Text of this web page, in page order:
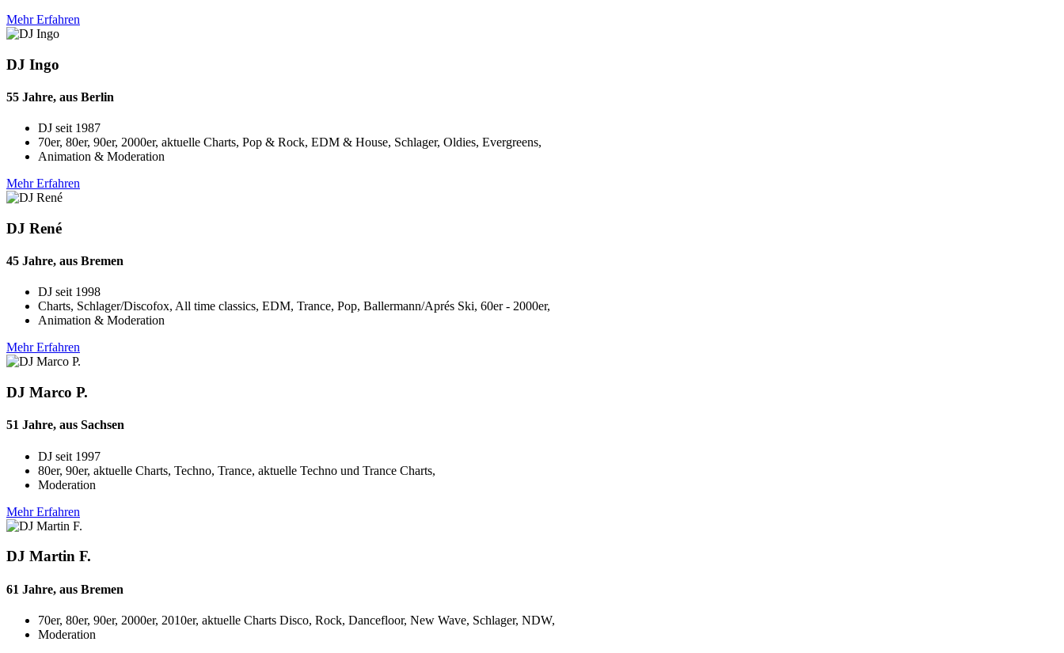
Mehr Erfahren
DJ Ingo
55 Jahre, aus Berlin
DJ seit 1987
70er, 80er, 90er, 2000er, aktuelle Charts, Pop & Rock, EDM & House, Schlager, Oldies, Evergreens,
Animation & Moderation
Mehr Erfahren
DJ René
45 Jahre, aus Bremen
DJ seit 1998
Charts, Schlager/Discofox, All time classics, EDM, Trance, Pop, Ballermann/Aprés Ski, 60er - 2000er,
Animation & Moderation
Mehr Erfahren
DJ Marco P.
51 Jahre, aus Sachsen
DJ seit 1997
80er, 90er, aktuelle Charts, Techno, Trance, aktuelle Techno und Trance Charts,
Moderation
Mehr Erfahren
DJ Martin F.
61 Jahre, aus Bremen
70er, 80er, 90er, 2000er, 2010er, aktuelle Charts Disco, Rock, Dancefloor, New Wave, Schlager, NDW,
Moderation